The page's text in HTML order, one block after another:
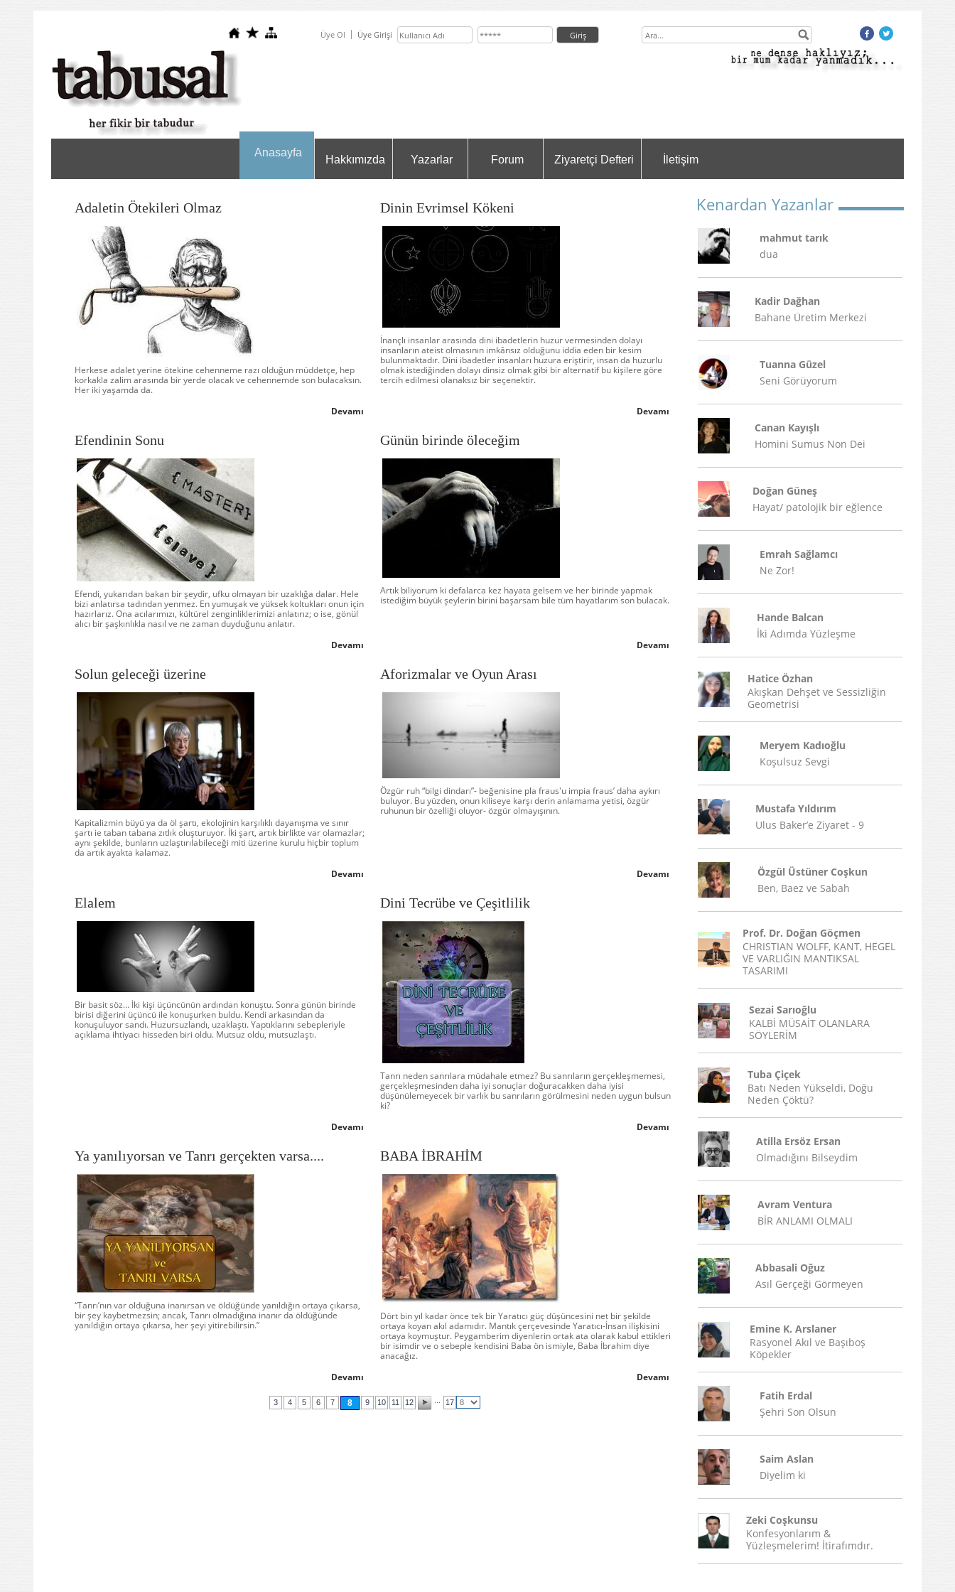
Üye Ol Üye Girişi
Anasayfa
Hakkımızda Yazarlar Forum Ziyaretçi Defteri İletişim
Adaletin Ötekileri Olmaz Dinin Evrimsel Kökeni
Herkese adalet yerine ötekine cehenneme razı olduğun müddetçe, hep
korkakla zalim arasında bir yerde olacak ve cehennemde son bulacaksın.
Her iki yaşamda da.
İnançlı insanlar arasında dini ibadetlerin huzur vermesinden dolayı
insanların ateist olmasının imkânsız olduğunu iddia eden bir kesim
bulunmaktadır. Dini ibadetler insanları huzura eriştirir, insan da huzurlu
olmak istediğinden dolayı dinsiz olmak gibi bir alternatif bu kişilere göre
tercih edilmesi olanaksız bir seçenektir.
Devamı Devamı
Efendinin Sonu Günün birinde öleceğim
Efendi, yukarıdan bakan bir şeydir, ufku olmayan bir uzaklığa dalar. Hele
bizi anlatırsa tadından yenmez. En yumuşak ve yüksek koltukları onun için
hazırlarız. Ona acılarımızı, kültürel zenginliklerimizi anlatırız; o ise, gönül
alıcı bir şaşkınlıkla nasıl ve ne zaman duyduğunu anlatır.
Artık biliyorum ki defalarca kez hayata gelsem ve her birinde yapmak
istediğim büyük şeylerin birini başarsam bile tüm hayatlarım son bulacak.
Devamı Devamı
Solun geleceği üzerine Aforizmalar ve Oyun Arası
Kapitalizmin büyü ya da öl şartı, ekolojinin karşılıklı dayanışma ve sınır
şartı ie taban tabana zıtlık oluşturuyor. İki şart, artık birlikte var olamazlar;
aynı şekilde, bunların uzlaştırılabileceği miti üzerine kurulu hiçbir toplum
da artık ayakta kalamaz.
Özgür ruh “bilgi dindarı”- beğenisine pla fraus'u impia fraus’ daha aykırı
buluyor. Bu yüzden, onun kiliseye karşı derin anlamama yetisi, özgür
ruhunun bir özelliği oluyor- özgür olmayışının.
Devamı Devamı
Elalem Dini Tecrübe ve Çeşitlilik
Bir basit söz… İki kişi üçüncünün ardından konuştu. Sonra günün birinde
birisi diğerini üçüncü ile konuşurken buldu. Kendi arkasından da
konuşuluyor sandı. Huzursuzlandı, uzaklaştı. Yaptıklarını sebepleriyle
açıklama ihtiyacı hisseden biri oldu. Mutsuz oldu, mutsuzlaştı.
Tanrı neden sanrılara müdahale etmez? Bu sanrıların gerçekleşmemesi,
gerçekleşmesinden daha iyi sonuçlar doğuracakken daha iyisi
düşünülemeyecek bir varlık bu sanrıların görülmesini neden uygun bulsun
ki?
Devamı
Devamı
Ya yanılıyorsan ve Tanrı gerçekten varsa.... BABA İBRAHİM
“Tanrı’nın var olduğuna inanırsan ve öldüğünde yanıldığın ortaya çıkarsa,
bir şey kaybetmezsin; ancak, Tanrı olmadığına inanır da öldüğünde
yanıldığın ortaya çıkarsa, her şeyi yitirebilirsin.”
Dört bin yıl kadar önce tek bir Yaratıcı güç düşüncesini net bir şekilde
ortaya koyan akıl adamıdır. Mantık çerçevesinde Yaratıcı-İnsan ilişkisini
ortaya koymuştur. Peygamberim diyenlerin ortak ata olarak kabul ettikleri
bir isimdir ve o sebeple kendisini Baba ön ismiyle, Baba İbrahim diye
anacağız.
Devamı
Devamı
3 4 5 6 7 8 9 10 11 12 17
Kenardan Yazanlar
mahmut tarık
dua
Kadir Dağhan
Bahane Üretim Merkezi
Tuanna Güzel
Seni Görüyorum
Canan Kayışlı
Homini Sumus Non Dei
Doğan Güneş
Hayat/ patolojik bir eğlence
Emrah Sağlamcı
Ne Zor!
Hande Balcan
İki Adımda Yüzleşme
Hatice Özhan
Akışkan Dehşet ve Sessizliğin
Geometrisi
Meryem Kadıoğlu
Koşulsuz Sevgi
Mustafa Yıldırım
Ulus Baker’e Ziyaret - 9
Özgül Üstüner Coşkun
Ben, Baez ve Sabah
Prof. Dr. Doğan Göçmen
CHRISTIAN WOLFF, KANT, HEGEL
VE VARLIĞIN MANTIKSAL
TASARIMI
Sezai Sarıoğlu
KALBİ MÜSAİT OLANLARA
SÖYLERİM
Tuba Çiçek
Batı Neden Yükseldi, Doğu
Neden Çöktü?
Atilla Ersöz Ersan
Olmadığını Bilseydim
Avram Ventura
BİR ANLAMI OLMALI
Abbasali Oğuz
Asıl Gerçeği Görmeyen
Emine K. Arslaner
Rasyonel Akıl ve Başıboş
Köpekler
Fatih Erdal
Şehri Son Olsun
Saim Aslan
Diyelim ki
Zeki Coşkunsu
Konfesyonlarım &
Yüzleşmelerim! İtirafımdır.